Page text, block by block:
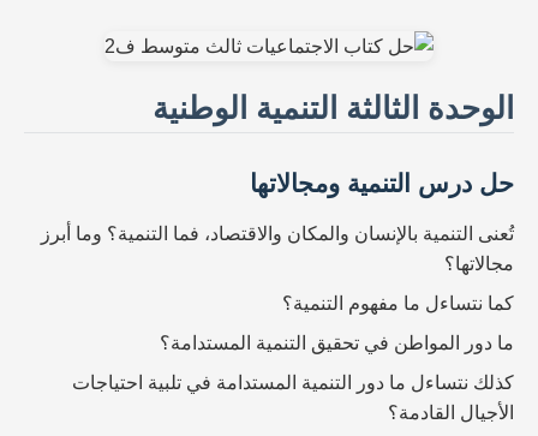
الوحدة الثالثة التنمية الوطنية
حل درس التنمية ومجالاتها
تُعنى التنمية بالإنسان والمكان والاقتصاد، فما التنمية؟ وما أبرز
مجالاتها؟
كما نتساءل ما مفهوم التنمية؟
ما دور المواطن في تحقيق التنمية المستدامة؟
كذلك نتساءل ما دور التنمية المستدامة في تلبية احتياجات
الأجيال القادمة؟